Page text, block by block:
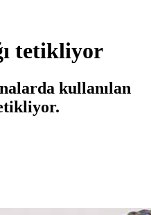
tetikliyor
kullanılan